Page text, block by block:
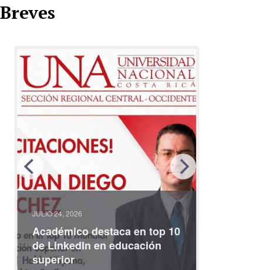
Breves
JULIO 24, 2026
Académico destaca en top 10
de LinkedIn en educación
superior